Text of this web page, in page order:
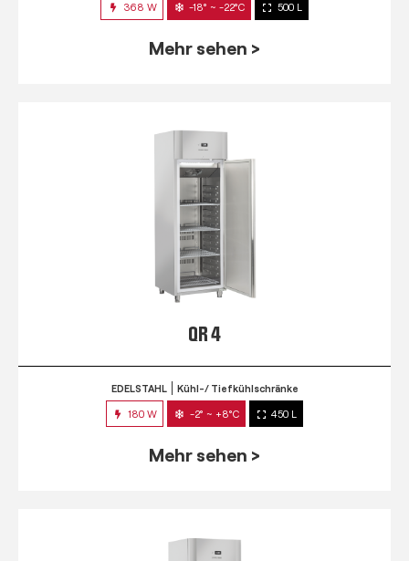
368 W -18° ~ -22°C 500 L
Mehr sehen >
QR 4
EDELSTAHL Kühl-/ Tiefkühlschränke
180 W -2° ~ +8°C 450 L
Mehr sehen >